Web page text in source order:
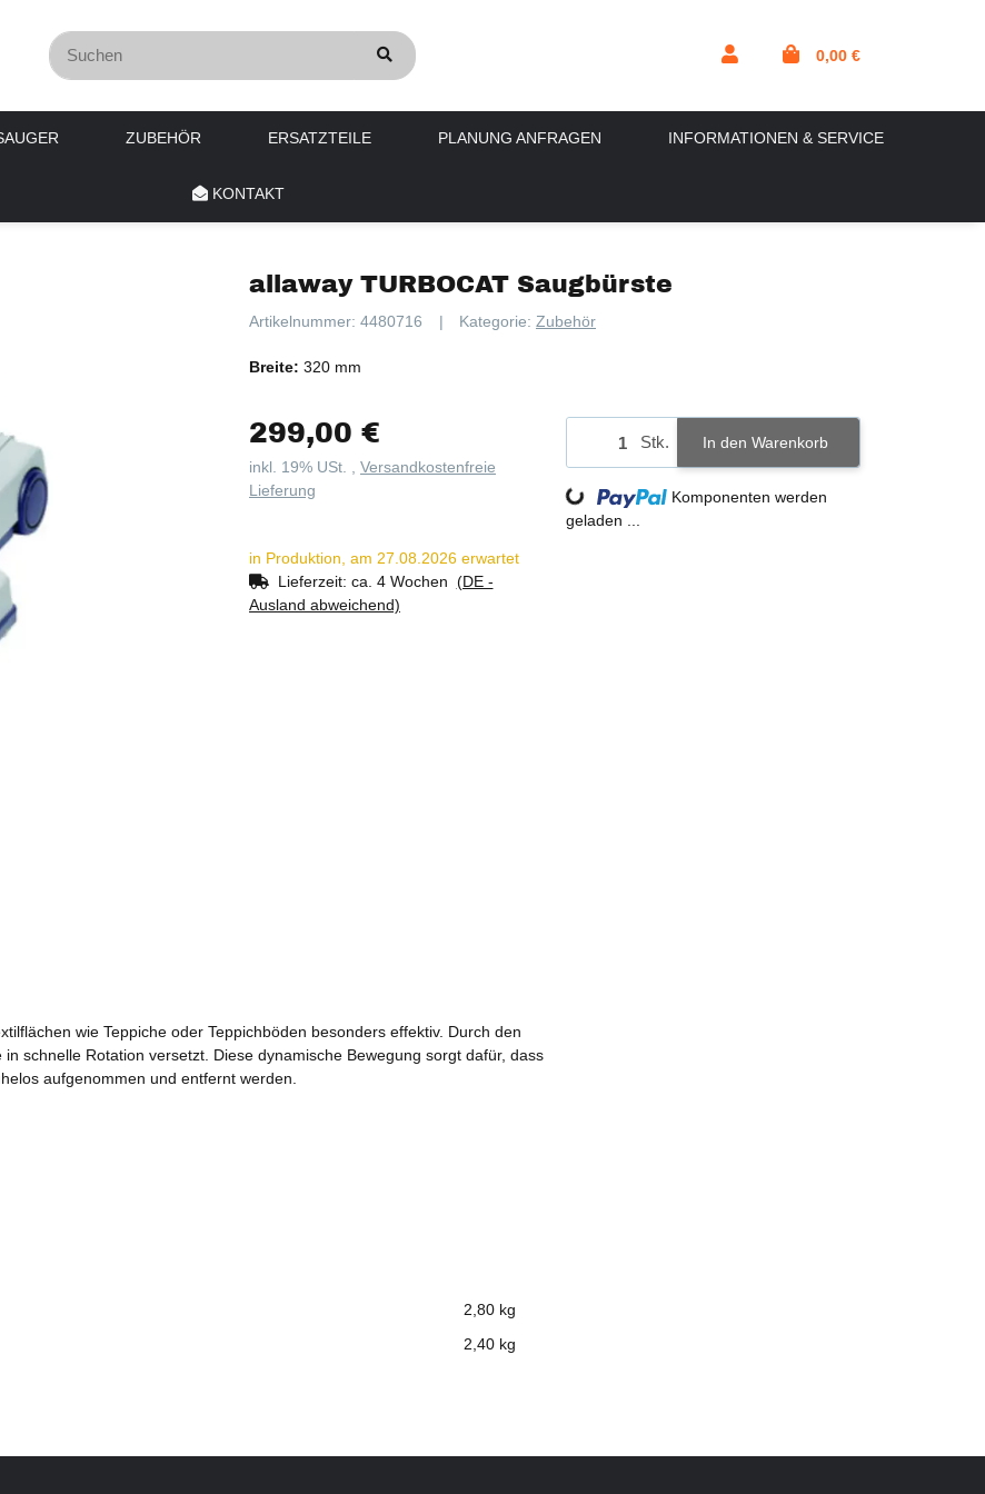
0,00 €
ZUBEHÖR ERSATZTEILE PLANUNG ANFRAGEN INFORMATIONEN & SERVICE
KONTAKT
allaway TURBOCAT Saugbürste
Artikelnummer: 4480716 Kategorie: Zubehör
Breite: 320 mm
299,00 €
inkl. 19% USt. , Versandkostenfreie
Lieferung
in Produktion, am 27.08.2026 erwartet
Lieferzeit: ca. 4 Wochen (DE -
Ausland abweichend)
Stk. In den Warenkorb
Loading...
Komponenten werden
geladen ...
wie Teppiche oder Teppichböden besonders effektiv. Durch den
schnelle Rotation versetzt. Diese dynamische Bewegung sorgt dafür, dass
aufgenommen und entfernt werden.
2,80 kg
2,40 kg